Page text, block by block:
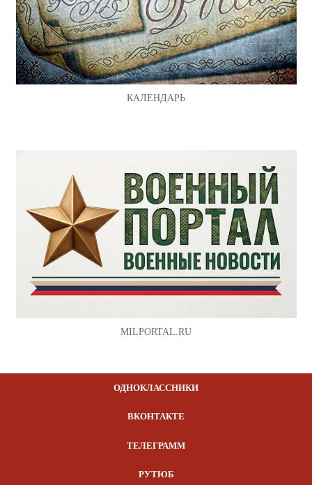
КАЛЕНДАРЬ
MILPORTAL.RU
ОДНОКЛАССНИКИ
ВКОНТАКТЕ
ТЕЛЕГРАММ
РУТЮБ